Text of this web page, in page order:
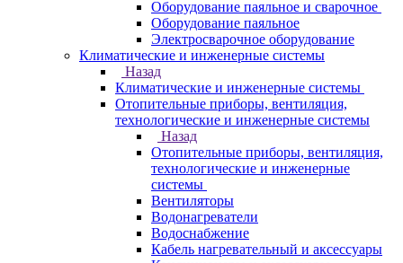
Оборудование паяльное и сварочное
Оборудование паяльное
Электросварочное оборудование
Климатические и инженерные системы
Назад
Климатические и инженерные системы
Отопительные приборы, вентиляция,
технологические и инженерные системы
Назад
Отопительные приборы, вентиляция,
технологические и инженерные
системы
Вентиляторы
Водонагреватели
Водоснабжение
Кабель нагревательный и аксессуары